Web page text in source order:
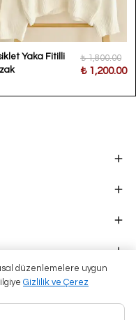
düzenlemelere uygun
Gizlilik ve Çerez
Yaka Fitilli
₺ 1,800.00
₺ 1,200.00